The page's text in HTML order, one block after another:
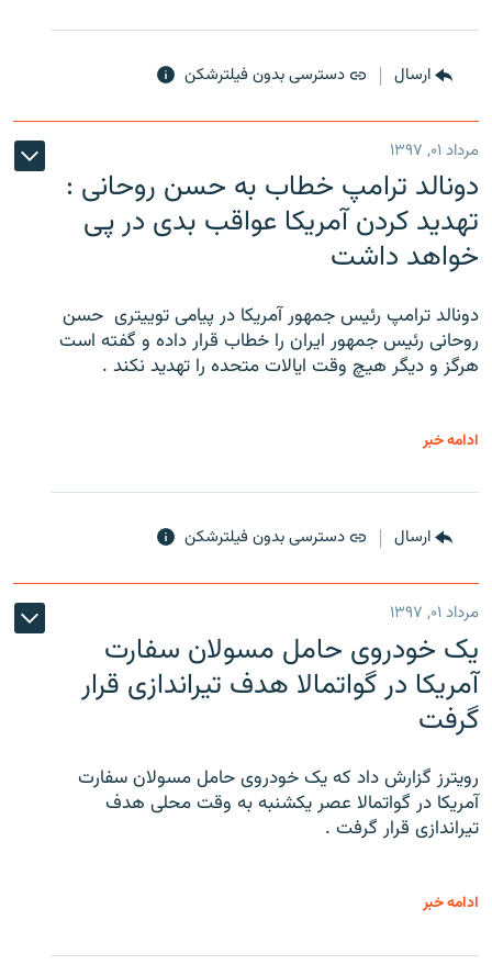
ارسال دسترسی بدون فیلترشکن
مرداد ۰۱, ۱۳۹۷
دونالد ترامپ خطاب به حسن روحانی :
تهدید کردن آمریکا عواقب بدی در پی
خواهد داشت
دونالد ترامپ رئیس جمهور آمریکا در پیامی توییتری ‌ حسن
روحانی رئیس جمهور ایران را خطاب قرار داده و گفته است
هرگز و دیگر هیچ وقت ایالات متحده را تهدید نکند .
ادامه خبر
ارسال دسترسی بدون فیلترشکن
مرداد ۰۱, ۱۳۹۷
یک خودروی حامل مسولان سفارت
آمریکا در گواتمالا هدف تیراندازی قرار
گرفت
رویترز گزارش داد که یک خودروی حامل مسولان سفارت
آمریکا در گواتمالا عصر یکشنبه به وقت محلی هدف
تیراندازی قرار گرفت .
ادامه خبر